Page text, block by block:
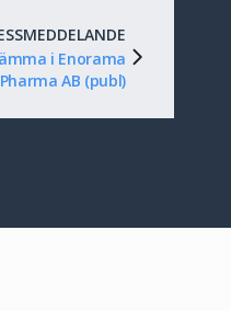
i Enorama
Pharma AB (publ)